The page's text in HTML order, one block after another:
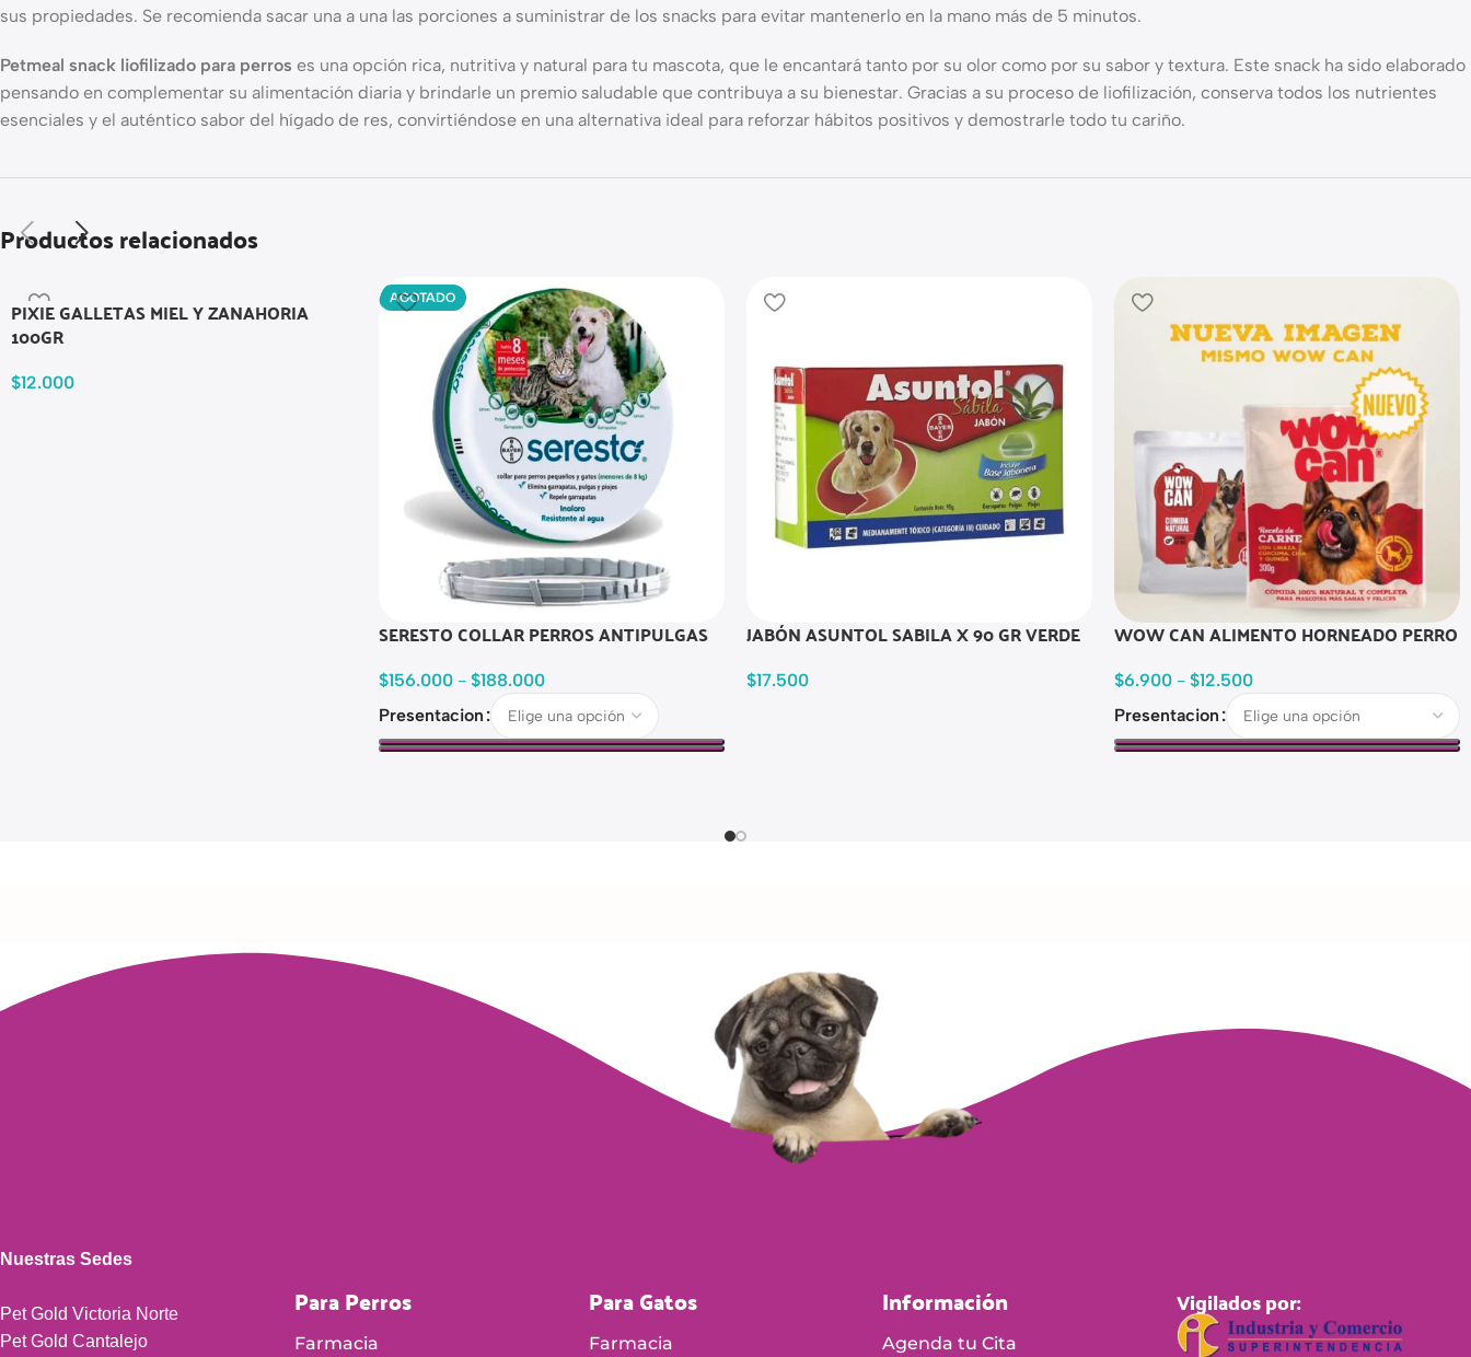
sus propiedades. Se recomienda sacar una a una las porciones a suministrar de los snacks para evitar mantenerlo en la mano más de 5 minutos.
Petmeal snack liofilizado para perros es una opción rica, nutritiva y natural para tu mascota, que le encantará tanto por su olor como por su sabor y textura. Este snack ha sido elaborado
pensando en complementar su alimentación diaria y brindarle un premio saludable que contribuya a su bienestar. Gracias a su proceso de liofilización, conserva todos los nutrientes
esenciales y el auténtico sabor del hígado de res, convirtiéndose en una alternativa ideal para reforzar hábitos positivos y demostrarle todo tu cariño.
Productos relacionados
PIXIE GALLETAS MIEL Y ZANAHORIA
100GR
$12.000
AGOTADO
SERESTO COLLAR PERROS ANTIPULGAS
$156.000 - $188.000
Presentacion
JABÓN ASUNTOL SABILA X 90 GR VERDE
$17.500
WOW CAN ALIMENTO HORNEADO PERRO
$6.900 - $12.500
Presentacion
Nuestras Sedes
Pet Gold Victoria Norte
Pet Gold Cantalejo
Para Perros
Farmacia
Para Gatos
Farmacia
Información
Agenda tu Cita
Vigilados por: